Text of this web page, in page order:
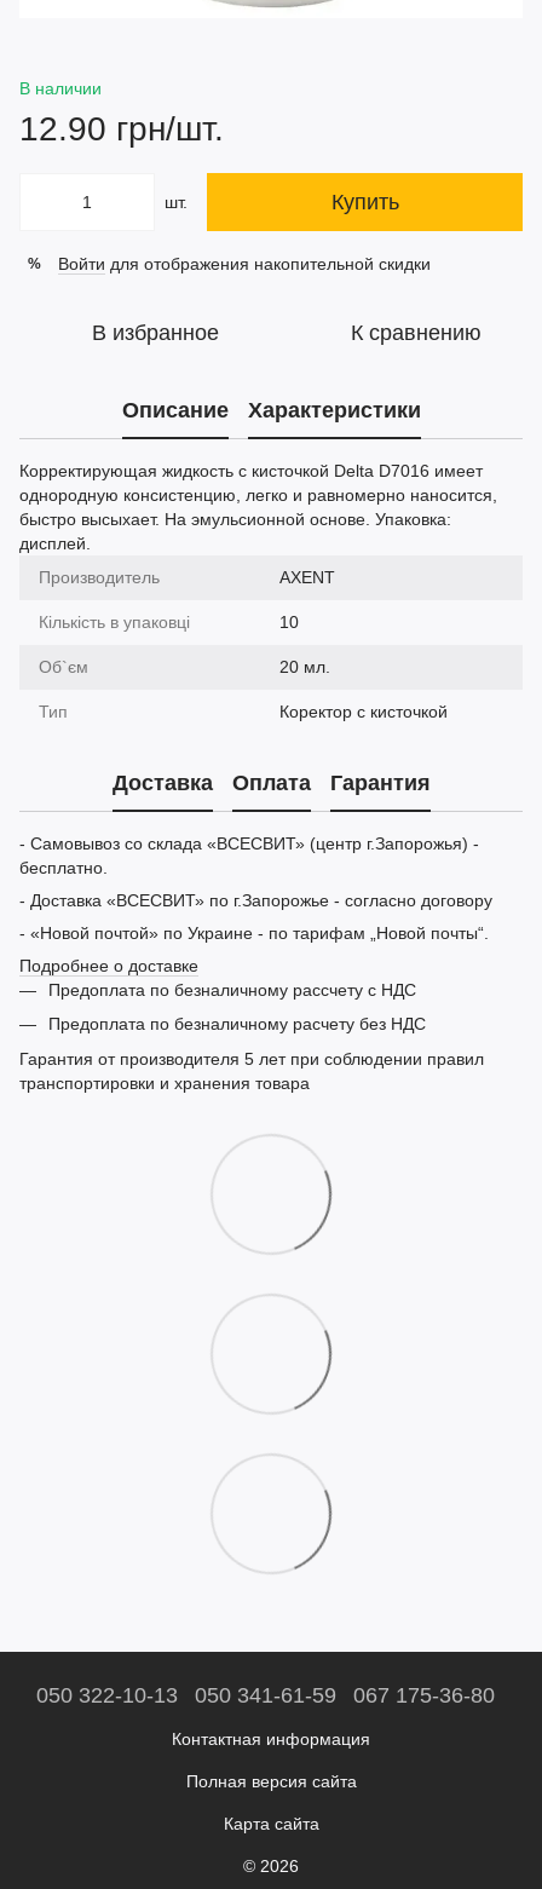
В наличии
12.90 грн/шт.
шт. Купить
% Войти для отображения накопительной скидки
В избранное К сравнению
Описание Характеристики
Корректирующая жидкость с кисточкой Delta D7016 имеет
однородную консистенцию, легко и равномерно наносится,
быстро высыхает. На эмульсионной основе. Упаковка:
дисплей.
Производитель
AXENT
Кількість в упаковці 10
Об`єм 20 мл.
Тип Коректор с кисточкой
Доставка Оплата Гарантия
- Самовывоз со склада «ВСЕСВИТ» (центр г.Запорожья) -
бесплатно.
- Доставка «ВСЕСВИТ» по г.Запорожье - согласно договору
- «Новой почтой» по Украине - по тарифам „Новой почты“.
Подробнее о доставке
Предоплата по безналичному рассчету с НДС
Предоплата по безналичному расчету без НДС
Гарантия от производителя 5 лет при соблюдении правил
транспортировки и хранения товара
050 322-10-13 050 341-61-59 067 175-36-80
Контактная информация
Полная версия сайта
Карта сайта
© 2026